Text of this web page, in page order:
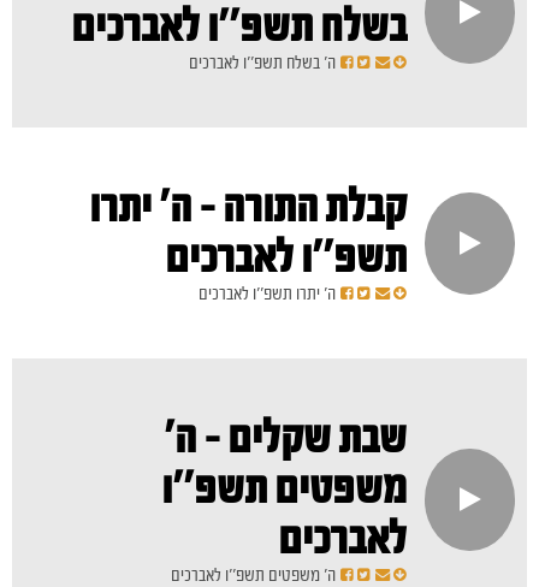
בשלח תשפ''ו לאברכים
ה' בשלח תשפ''ו לאברכים
קבלת התורה - ה' יתרו
תשפ''ו לאברכים
ה' יתרו תשפ''ו לאברכים
שבת שקלים - ה'
משפטים תשפ''ו
לאברכים
ה' משפטים תשפ''ו לאברכים